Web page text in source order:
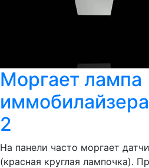
Моргает лампа
2
На панели часто моргает
(красная круглая лампочка).